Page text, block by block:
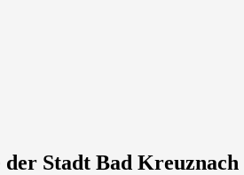
der Stadt Bad Kreuznach